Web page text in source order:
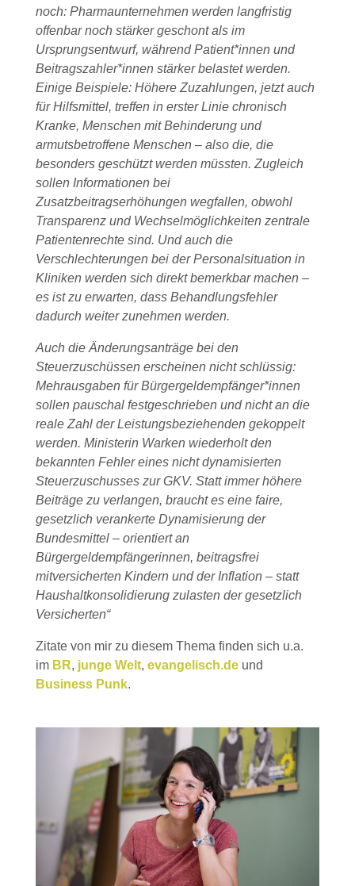
noch: Pharmaunternehmen werden langfristig
offenbar noch stärker geschont als im
Ursprungsentwurf, während Patient*innen und
Beitragszahler*innen stärker belastet werden.
Einige Beispiele: Höhere Zuzahlungen, jetzt auch
für Hilfsmittel, treffen in erster Linie chronisch
Kranke, Menschen mit Behinderung und
armutsbetroffene Menschen – also die, die
besonders geschützt werden müssten. Zugleich
sollen Informationen bei
Zusatzbeitragserhöhungen wegfallen, obwohl
Transparenz und Wechselmöglichkeiten zentrale
Patientenrechte sind. Und auch die
Verschlechterungen bei der Personalsituation in
Kliniken werden sich direkt bemerkbar machen –
es ist zu erwarten, dass Behandlungsfehler
dadurch weiter zunehmen werden.
Auch die Änderungsanträge bei den
Steuerzuschüssen erscheinen nicht schlüssig:
Mehrausgaben für Bürgergeldempfänger*innen
sollen pauschal festgeschrieben und nicht an die
reale Zahl der Leistungsbeziehenden gekoppelt
werden. Ministerin Warken wiederholt den
bekannten Fehler eines nicht dynamisierten
Steuerzuschusses zur GKV. Statt immer höhere
Beiträge zu verlangen, braucht es eine faire,
gesetzlich verankerte Dynamisierung der
Bundesmittel – orientiert an
Bürgergeldempfängerinnen, beitragsfrei
mitversicherten Kindern und der Inflation – statt
Haushaltkonsolidierung zulasten der gesetzlich
Versicherten“
Zitate von mir zu diesem Thema finden sich u.a.
im BR, junge Welt, evangelisch.deund
Business Punk.